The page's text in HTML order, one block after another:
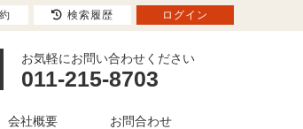
お気軽にお問い合わせください
011-215-8703
会社概要 お問合わせ
検索履歴 ログイン